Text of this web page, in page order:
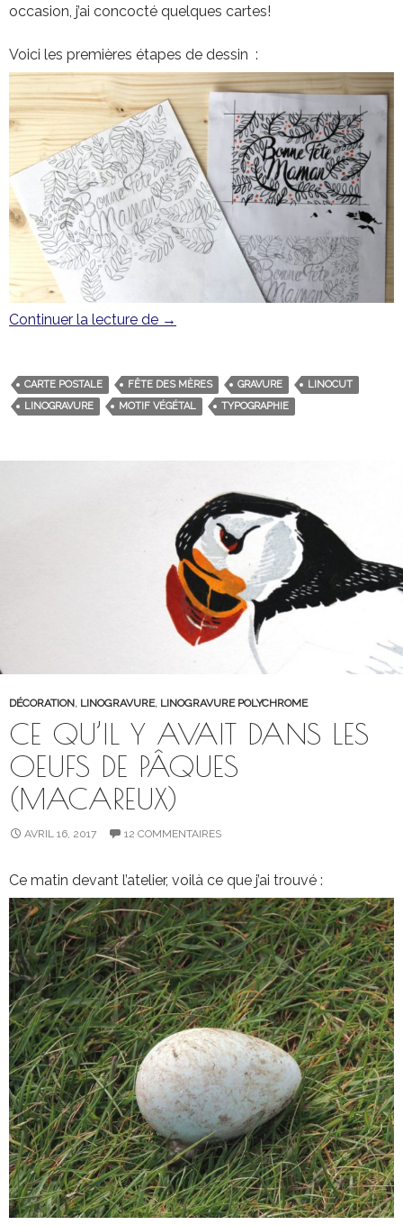
occasion, j’ai concocté quelques cartes!
Voici les premières étapes de dessin :
Continuer la lecture de Bonne Fête Maman et Joyeux Noël
→
CARTE POSTALE FÊTE DES MÈRES GRAVURE
LINOCUT
LINOGRAVURE
MOTIF VÉGÉTAL TYPOGRAPHIE
DÉCORATION, LINOGRAVURE, LINOGRAVURE POLYCHROME
CE QU’IL Y AVAIT DANS LES
OEUFS DE PÂQUES
(MACAREUX)
AVRIL 16, 2017 12 COMMENTAIRES
Ce matin devant l’atelier, voilà ce que j’ai trouvé :